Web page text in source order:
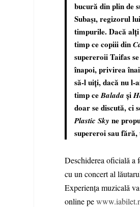
bucură din plin de
Subaşı, regizorul
timpurile. Dacă
timp ce copiii din
supereroii Taifas
înapoi, privirea
să-l uiți, dacă nu
timp ceBalada și
doar se discută, ci
Plastic Sky ne
supereroi sau
Deschiderea oficială a
cu un concert al
Experiența muzicală
online pe